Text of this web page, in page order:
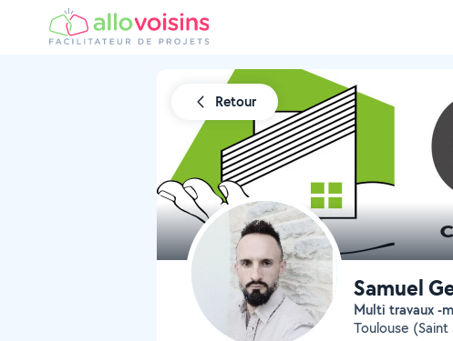
Retour
Samuel
Multi travaux
Toulouse (Saint